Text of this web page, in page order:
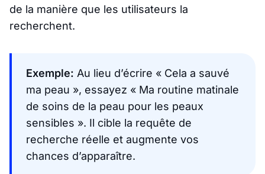
de la manière que les utilisateurs la
recherchent.
Exemple: Au lieu d’écrire « Cela a sauvé
ma peau », essayez « Ma routine matinale
de soins de la peau pour les peaux
sensibles ». Il cible la requête de
recherche réelle et augmente vos
chances d’apparaître.